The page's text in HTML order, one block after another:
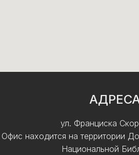
ул. Франциска
Офис находится на территории
Национальной